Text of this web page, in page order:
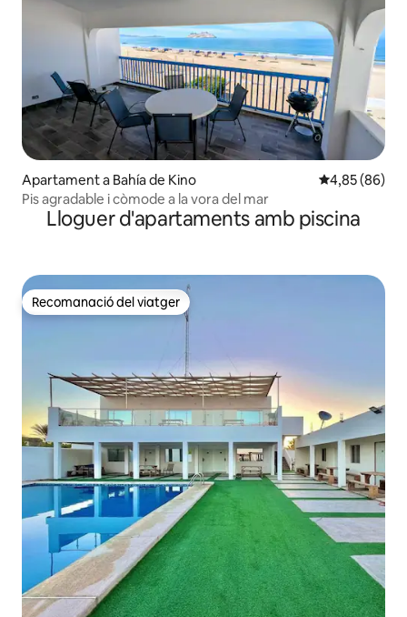
Apartament a Bahía de Kino 4,85 de
4,85 (86)
Pis agradable i còmode a la vora del mar
Lloguer d'apartaments amb piscina
Recomanació del viatger
Recomanació del viatger